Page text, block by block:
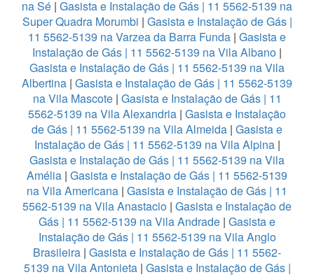
na Sé | Gasista e Instalação de Gás | 11 5562-5139 na
Super Quadra Morumbi | Gasista e Instalação de Gás |
11 5562-5139 na Varzea da Barra Funda | Gasista e
Instalação de Gás | 11 5562-5139 na Vila Albano |
Gasista e Instalação de Gás | 11 5562-5139 na Vila
Albertina | Gasista e Instalação de Gás | 11 5562-5139
na Vila Mascote| Gasista e Instalação de Gás | 11
5562-5139 na Vila Alexandria | Gasista e Instalação
de Gás | 11 5562-5139 na Vila Almeida | Gasista e
Instalação de Gás | 11 5562-5139 na Vila Alpina |
Gasista e Instalação de Gás | 11 5562-5139 na Vila
Amélia | Gasista e Instalação de Gás | 11 5562-5139
na Vila Americana | Gasista e Instalação de Gás | 11
5562-5139 na Vila Anastacio | Gasista e Instalação de
Gás | 11 5562-5139 na Vila Andrade | Gasista e
Instalação de Gás | 11 5562-5139 na Vila Anglo
Brasileira | Gasista e Instalação de Gás | 11 5562-
5139 na Vila Antonieta| Gasista e Instalação de Gás |